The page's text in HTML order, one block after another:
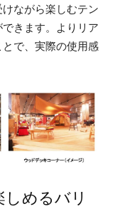
ながら楽しむテン
きます。よりリア
で、実際の使用感
めるバリ